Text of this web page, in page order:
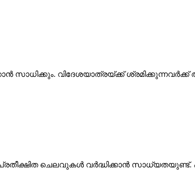
സാധിക്കും. വിദേശയാത്രയ്ക്ക്
ചെലവുകൾ വർദ്ധിക്കാൻ സാധ്യതയുണ്ട്.